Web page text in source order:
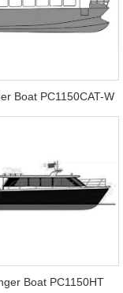
Boat PC1150CAT-W
Boat PC1150HT